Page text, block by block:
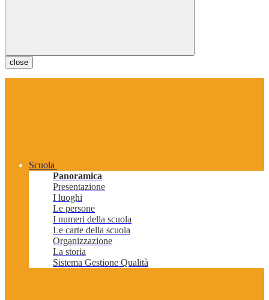
close
Scuola
Panoramica
Presentazione
I luoghi
Le persone
I numeri della scuola
Le carte della scuola
Organizzazione
La storia
Sistema Gestione Qualità